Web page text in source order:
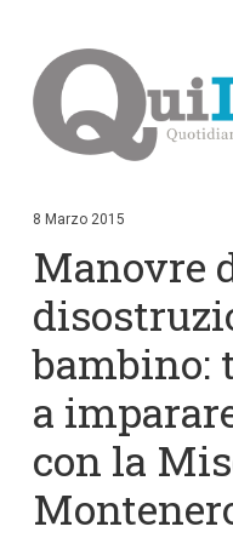
i
i
n
e
n
t
p
i
n
8 Marzo 2015
Manovre
bambino:
a
con la